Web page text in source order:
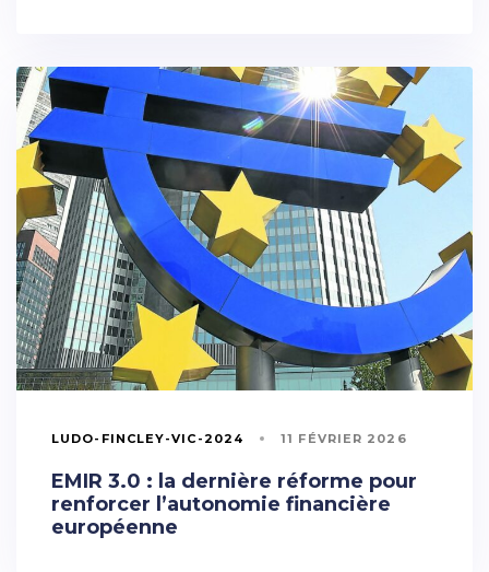
LUDO-FINCLEY-VIC-2024 11 FÉVRIER 2026
EMIR 3.0 : la dernière réforme pour
renforcer l’autonomie financière
européenne